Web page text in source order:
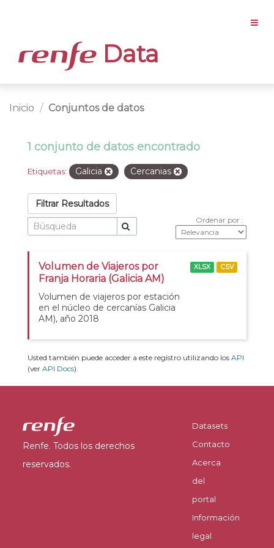
Data
Inicio Conjuntos de datos
1 conjunto de datos encontrado
Etiquetas: Galicia Cercanias
Filtrar Resultados
Ordenar por
Volumen de Viajeros por
Franja Horaria (Galicia AM)
Volumen de viajeros por estación
en el núcleo de cercanías Galicia
AM), año 2018
XLSX CSV
Usted también puede acceder a este registro utilizando los API
(ver API Docs).
Renfe. Todos los derechos
reservados.
Datasets
Contacto
Acerca
del
portal
Información
legal